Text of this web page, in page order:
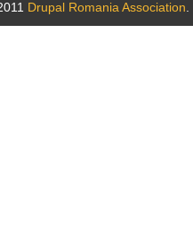
Drupal Romania Association